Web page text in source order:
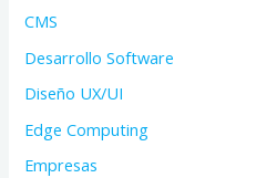
CMS
Desarrollo Software
Diseño UX/UI
Edge Computing
Empresas